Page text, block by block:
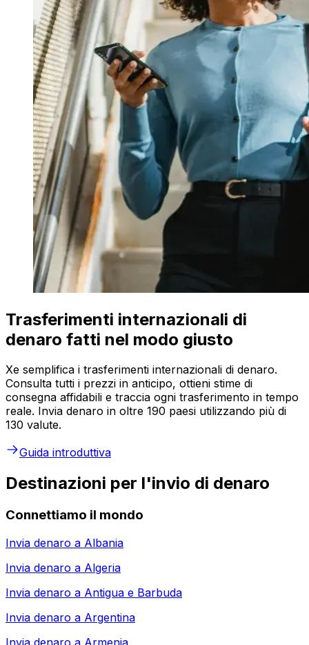
Trasferimenti internazionali di
denaro fatti nel modo giusto
Xe semplifica i trasferimenti internazionali di denaro.
Consulta tutti i prezzi in anticipo, ottieni stime di
consegna affidabili e traccia ogni trasferimento in tempo
reale. Invia denaro in oltre 190 paesi utilizzando più di
130 valute.
Guida introduttiva
Destinazioni per l'invio di denaro
Connettiamo il mondo
Invia denaro a Albania
Invia denaro a Algeria
Invia denaro a Antigua e Barbuda
Invia denaro a Argentina
Invia denaro a Armenia